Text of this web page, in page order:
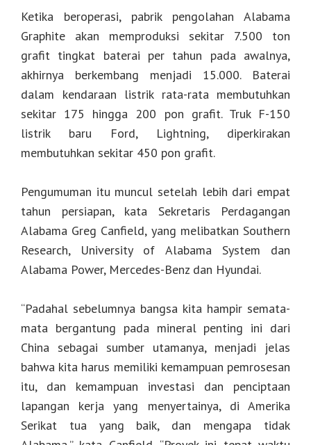
Ketika beroperasi, pabrik pengolahan Alabama
Graphite akan memproduksi sekitar 7.500 ton
grafit tingkat baterai per tahun pada awalnya,
akhirnya berkembang menjadi 15.000. Baterai
dalam kendaraan listrik rata-rata membutuhkan
sekitar 175 hingga 200 pon grafit. Truk F-150
listrik baru Ford, Lightning, diperkirakan
membutuhkan sekitar 450 pon grafit.
Pengumuman itu muncul setelah lebih dari empat
tahun persiapan, kata Sekretaris Perdagangan
Alabama Greg Canfield, yang melibatkan Southern
Research, University of Alabama System dan
Alabama Power, Mercedes-Benz dan Hyundai.
“Padahal sebelumnya bangsa kita hampir semata-
mata bergantung pada mineral penting ini dari
China sebagai sumber utamanya, menjadi jelas
bahwa kita harus memiliki kemampuan pemrosesan
itu, dan kemampuan investasi dan penciptaan
lapangan kerja yang menyertainya, di Amerika
Serikat tua yang baik, dan mengapa tidak